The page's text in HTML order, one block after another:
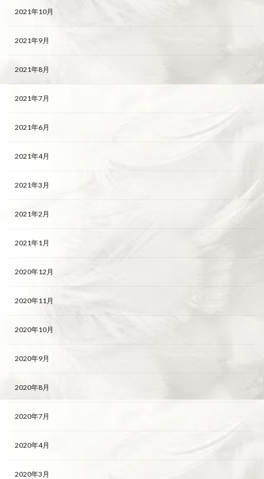
2021年10月
2021年9月
2021年8月
2021年7月
2021年6月
2021年4月
2021年3月
2021年2月
2021年1月
2020年12月
2020年11月
2020年10月
2020年9月
2020年8月
2020年7月
2020年4月
2020年3月